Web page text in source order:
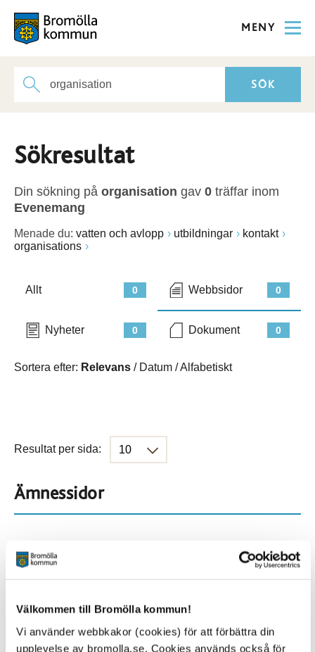
Välkommen till Bromölla kommun!
Vi använder webbkakor (cookies) för att förbättra din
upplevelse av bromolla.se. Cookies används också för
MENY
Sökresultat
Din sökning på organisation gav 0 träffar inom
Evenemang
Menade du: vatten och avlopp utbildningar
kontakt
organisations
0
Allt 0
Webbsidor
0
Nyheter 0
Dokument
Sortera efter: Relevans / Datum /Alfabetiskt
Resultat per sida:
Ämnessidor
114
Hela webbplatsen